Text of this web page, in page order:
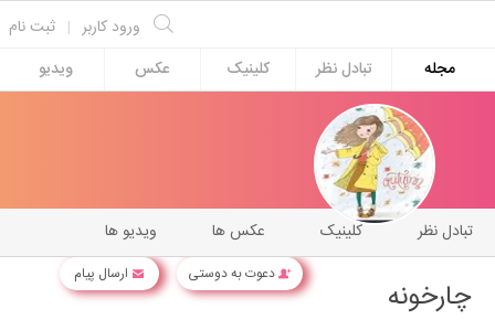
ثبت نام | ورود کاربر
مجله
تبادل نظر کلینیک عکس ویدیو
دعوت به دوستی ارسال پیام
ویدیو ها عکس ها کلینیک تبادل نظر
چارخونه